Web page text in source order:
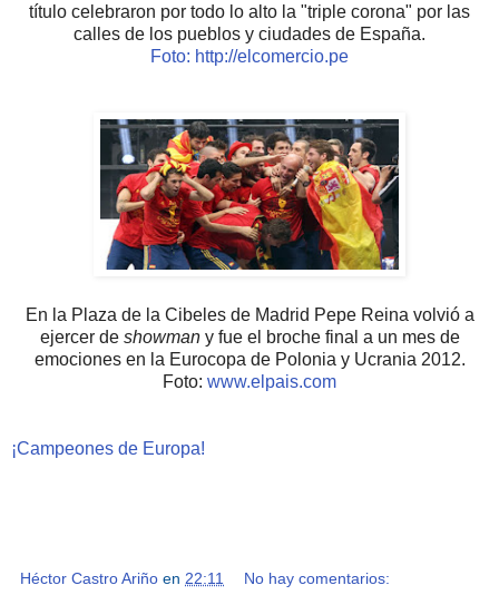
título celebraron por todo lo alto la "triple corona" por las
calles de los pueblos y ciudades de España.
Foto: http://elcomercio.pe
En la Plaza de la Cibeles de Madrid Pepe Reina volvió a
ejercer de showmany fue el broche final a un mes de
emociones en la Eurocopa de Polonia y Ucrania 2012.
Foto: www.elpais.com
¡Campeones de Europa!
Héctor Castro Ariño en 22:11 No hay comentarios: